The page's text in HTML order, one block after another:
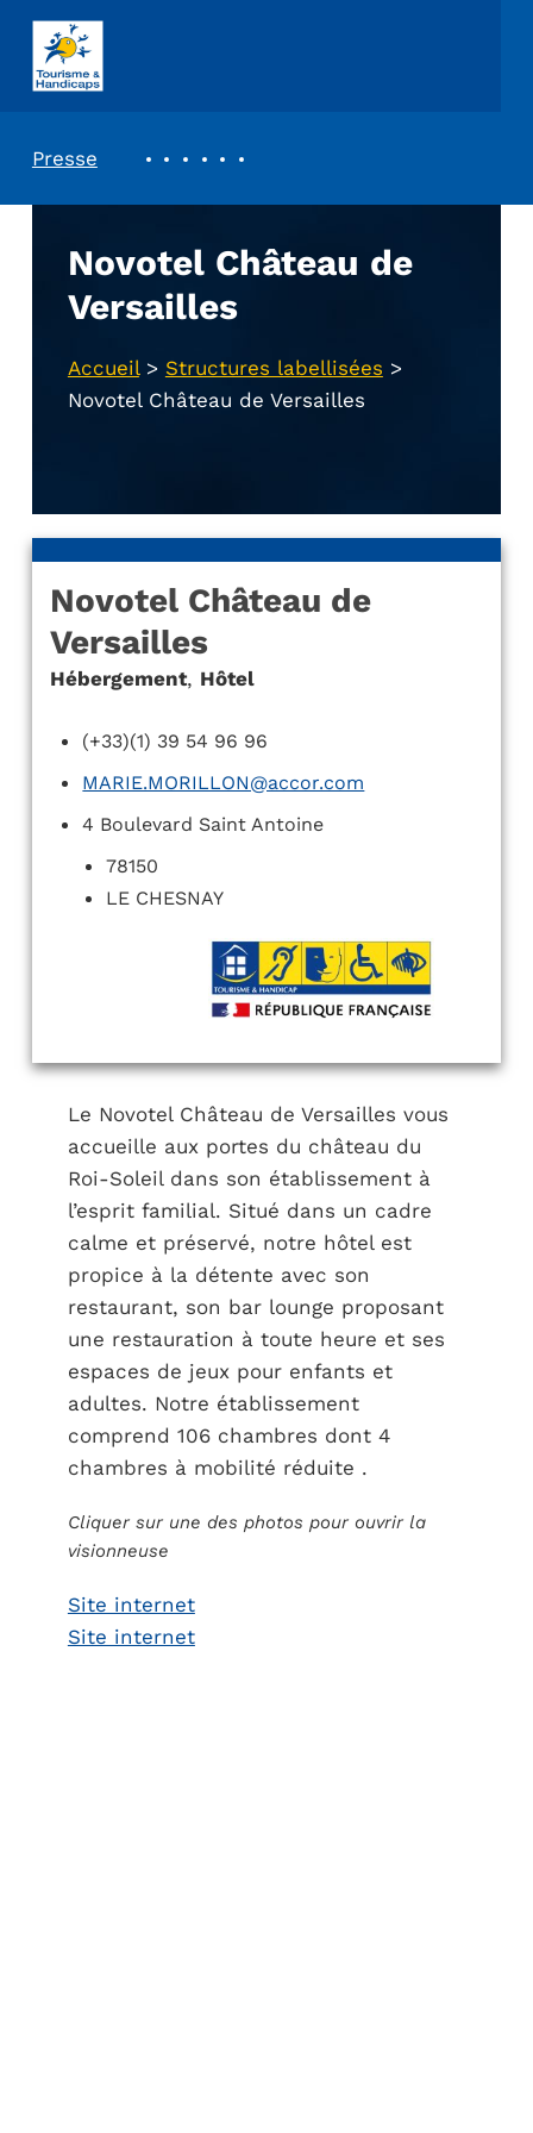
ASSOCIATION TOURISME ET HANDICAPS
Presse
Novotel Château de
Versailles
Accueil> Structures labellisées >
Novotel Château de Versailles
Novotel Château de
Versailles
Hébergement, Hôtel
(+33)(1) 39 54 96 96
MARIE.MORILLON@accor.com
4 Boulevard Saint Antoine
78150
LE CHESNAY
Le Novotel Château de Versailles vous
accueille aux portes du château du
Roi-Soleil dans son établissement à
l’esprit familial. Situé dans un cadre
calme et préservé, notre hôtel est
propice à la détente avec son
restaurant, son bar lounge proposant
une restauration à toute heure et ses
espaces de jeux pour enfants et
adultes. Notre établissement
comprend 106 chambres dont 4
chambres à mobilité réduite .
Cliquer sur une des photos pour ouvrir la
visionneuse
Site internet
Site internet